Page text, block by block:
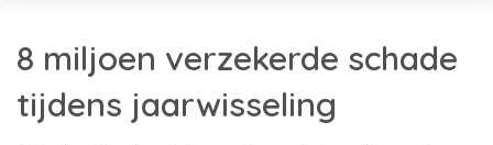
8 miljoen verzekerde schade
tijdens jaarwisseling